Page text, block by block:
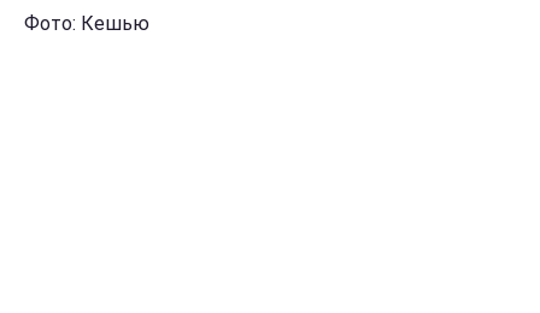
Фото: Кешью